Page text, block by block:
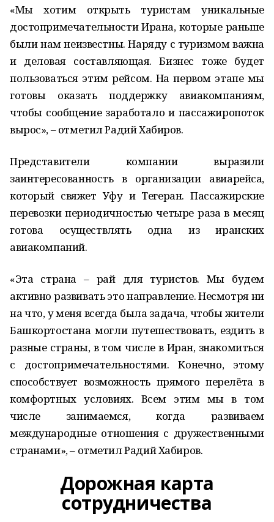
«Мы хотим открыть туристам уникальные
достопримечательности Ирана, которые раньше
были нам неизвестны. Наряду с туризмом важна
и деловая составляющая. Бизнес тоже будет
пользоваться этим рейсом. На первом этапе мы
готовы оказать поддержку авиакомпаниям,
чтобы сообщение заработало и пассажиропоток
вырос», – отметил Радий Хабиров.
Представители компании выразили
заинтересованность в организации авиарейса,
который свяжет Уфу и Тегеран. Пассажирские
перевозки периодичностью четыре раза в месяц
готова осуществлять одна из иранских
авиакомпаний.
«Эта страна – рай для туристов. Мы будем
активно развивать это направление. Несмотря ни
на что, у меня всегда была задача, чтобы жители
Башкортостана могли путешествовать, ездить в
разные страны, в том числе в Иран, знакомиться
с достопримечательностями. Конечно, этому
способствует возможность прямого перелёта в
комфортных условиях. Всем этим мы в том
числе занимаемся, когда развиваем
международные отношения с дружественными
странами», – отметил Радий Хабиров.
Дорожная карта
сотрудничества